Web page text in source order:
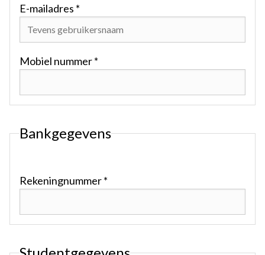
E-mailadres *
Mobiel nummer *
Bankgegevens
Rekeningnummer *